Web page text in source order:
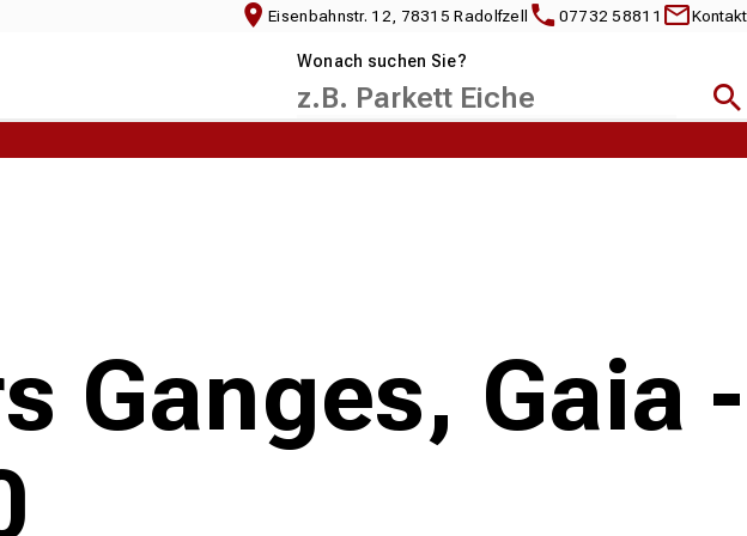
Eisenbahnstr. 12, 78315 Radolfzell 07732 58811 Kontakt
Wonach suchen Sie?
Ganges, Gaia -